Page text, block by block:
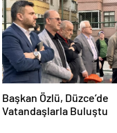
Başkan Özlü, Düzce’de
Vatandaşlarla Buluştu